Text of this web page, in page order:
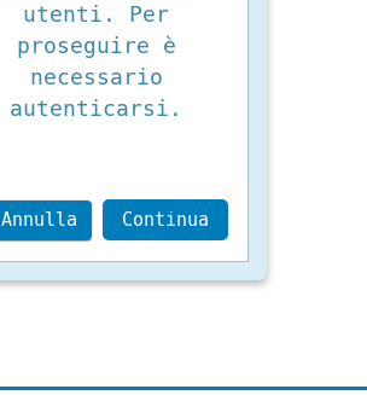
utenti. Per
proseguire è
necessario
autenticarsi.
Annulla Continua